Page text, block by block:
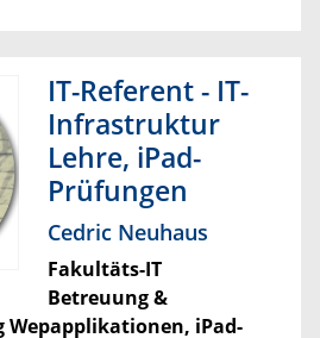
IT-Referent - IT-
Infrastruktur
Lehre, iPad-
Prüfungen
Cedric Neuhaus
Fakultäts-IT
Betreuung &
iPad-